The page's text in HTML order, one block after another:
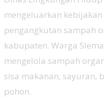
mengeluarkan
pengangkutan sampah
kabupaten. Warga
mengelola sampah
sisa makanan, sayuran,
pohon.